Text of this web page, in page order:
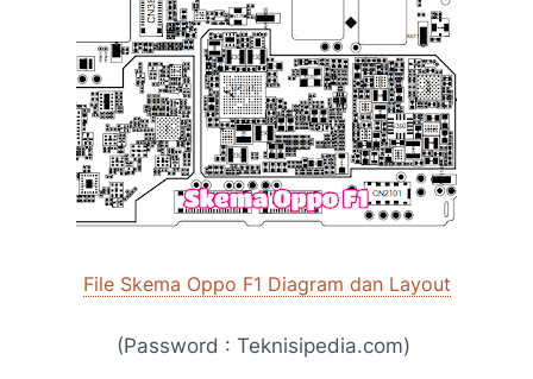
File Skema Oppo F1 Diagram dan Layout
(Password : Teknisipedia.com)